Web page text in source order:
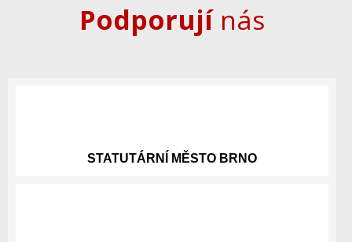
Podporujínás
STATUTÁRNÍ MĚSTO BRNO